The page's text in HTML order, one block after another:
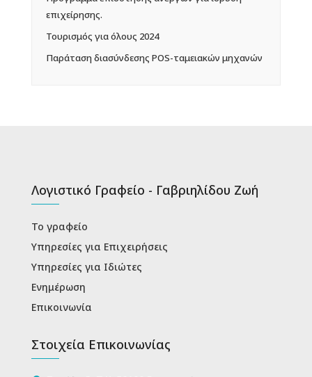
επιχείρησης.
Τουρισμός για όλους 2024
Παράταση διασύνδεσης POS-ταμειακών μηχανών
Λογιστικό Γραφείο - Γαβριηλίδου Ζωή
Το γραφείο
Υπηρεσίες για Επιχειρήσεις
Υπηρεσίες για Ιδιώτες
Ενημέρωση
Επικοινωνία
Στοιχεία Επικοινωνίας